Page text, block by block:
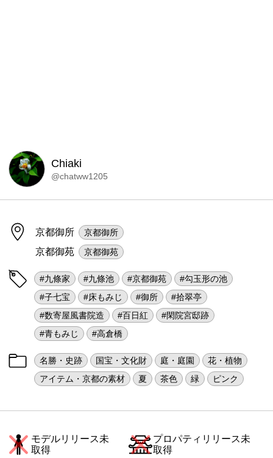
Chiaki
@chatww1205
京都御所 京都御所
京都御苑 京都御苑
#九條家 #九條池 #京都御苑
#勾玉形の池
#子七宝
#床もみじ #御所
#拾翠亭
#数寄屋風書院造
#百日紅
#閑院宮邸跡
#青もみじ
#高倉橋
名勝・史跡 国宝・文化財 庭・庭園
花・植物
アイテム・京都の素材
夏 茶色 緑 ピンク
モデルリリース未
取得
プロパティリリース未
取得